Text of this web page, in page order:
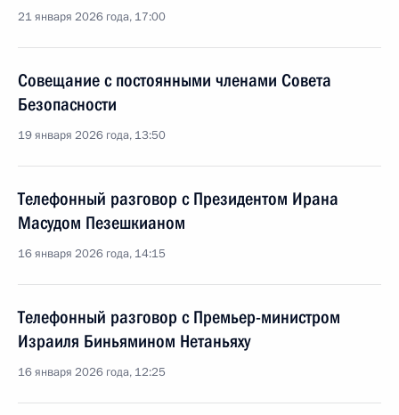
21 января 2026 года, 17:00
Совещание с постоянными членами Совета
Безопасности
19 января 2026 года, 13:50
Телефонный разговор с Президентом Ирана
Масудом Пезешкианом
16 января 2026 года, 14:15
Телефонный разговор с Премьер-министром
Израиля Биньямином Нетаньяху
16 января 2026 года, 12:25